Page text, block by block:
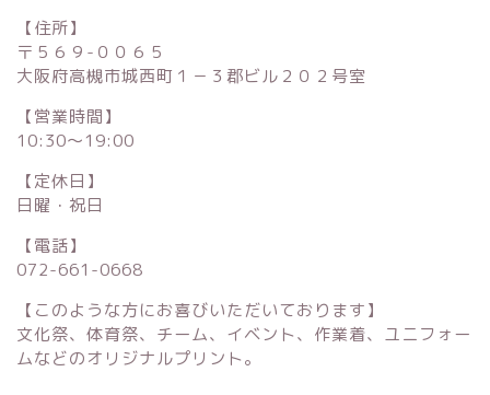
【住所】
〒５６９-００６５
大阪府高槻市城西町１－３郡ビル２０２号室
【営業時間】
10:30〜19:00
【定休日】
日曜・祝日
【電話】
072-661-0668
【このような方にお喜びいただいております】
文化祭、体育祭、チーム、イベント、作業着、ユニフォー
ムなどのオリジナルプリント。